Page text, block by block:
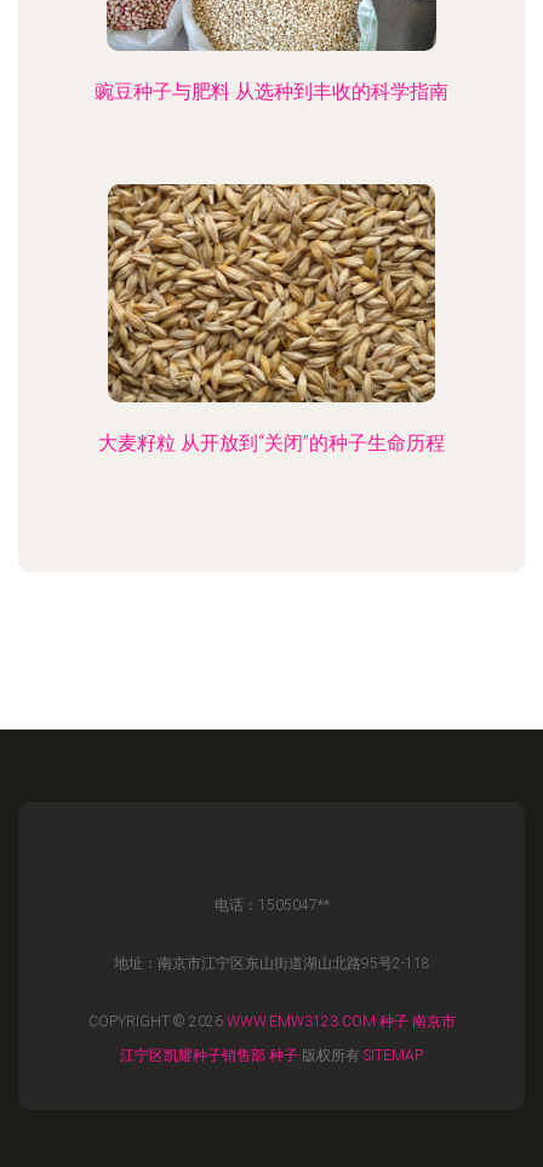
豌豆种子与肥料 从选种到丰收的科学指南
大麦籽粒 从开放到“关闭”的种子生命历程
电话：1505047**
地址：南京市江宁区东山街道湖山北路95号2-118
COPYRIGHT © 2026 WWW.EMW3123.COM 种子 南京市
江宁区凯耀种子销售部 种子 版权所有 SITEMAP